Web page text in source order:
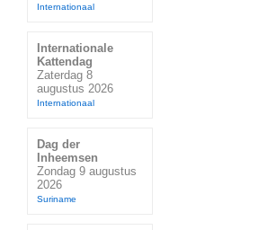
Internationaal
Internationale
Kattendag
Zaterdag 8
augustus 2026
Internationaal
Dag der
Inheemsen
Zondag 9 augustus
2026
Suriname